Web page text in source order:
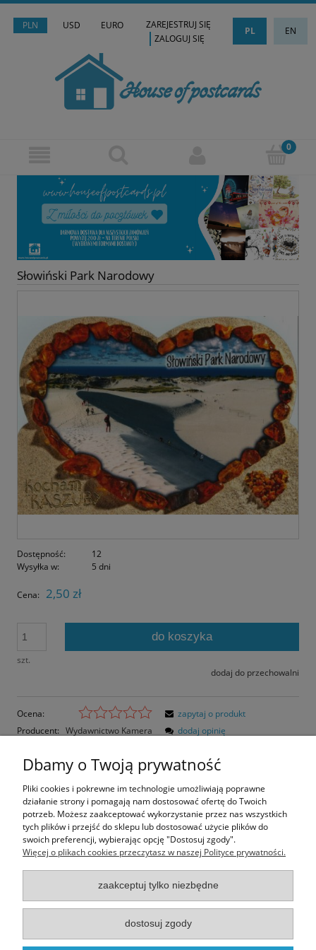
PLN USD EURO PL EN
ZAREJESTRUJ SIĘ
ZALOGUJ SIĘ
Słowiński Park Narodowy
Dostępność:
12
Wysyłka w:
5 dni
Cena: 2,50 zł
szt.
do koszyka
dodaj do przechowalni
Ocena:
Producent: Wydawnictwo Kamera
zapytaj o produkt
dodaj opinię
Opis
Opinie o produkcie (0)
Rozmiar pocztówki: 15x10,5 cm
Informacje
Moje konto
Dbamy o Twoją prywatność
Pliki cookies i pokrewne im technologie umożliwiają poprawne
działanie strony i pomagają nam dostosować ofertę do Twoich
potrzeb. Możesz zaakceptować wykorzystanie przez nas wszystkich
tych plików i przejść do sklepu lub dostosować użycie plików do
swoich preferencji, wybierając opcję "Dostosuj zgody".
Więcej o plikach cookies przeczytasz w naszej Polityce prywatności.
zaakceptuj tylko niezbędne
dostosuj zgody